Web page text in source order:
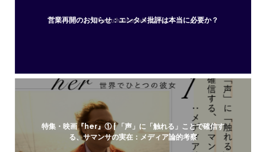
飯
Posts
営業再開のお知らせ：エンタメ批評は本当に必要か？
特集・映画『her』① | 「声」に「触れる」ことで確信す
る、サマンサの実在：メディア論的考察